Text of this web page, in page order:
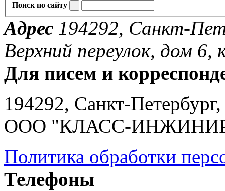
Поиск по сайту
Адрес 194292, Санкт-
Верхний переулок, дом
Для писем и
194292, Санкт-
ООО "КЛАСС-
Политика обработки
Телефоны